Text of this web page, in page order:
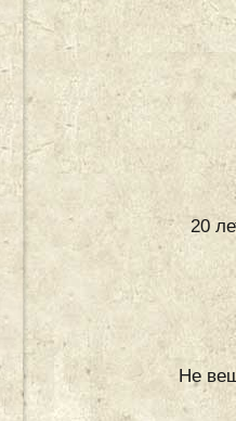
20
Не